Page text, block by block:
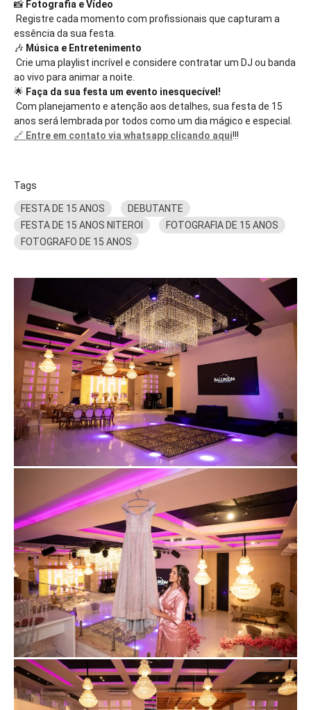
📸 Fotografia e Vídeo
Registre cada momento com profissionais que capturam a
essência da sua festa.
🎶 Música e Entretenimento
Crie uma playlist incrível e considere contratar um DJ ou banda
ao vivo para animar a noite.
🌟 Faça da sua festa um evento inesquecível!
Com planejamento e atenção aos detalhes, sua festa de 15
anos será lembrada por todos como um dia mágico e especial.
🔗 Entre em contato via whatsapp clicando aqui!!!
Tags
FESTA DE 15 ANOS
DEBUTANTE
FESTA DE 15 ANOS NITEROI
FOTOGRAFIA DE 15 ANOS
FOTOGRAFO DE 15 ANOS